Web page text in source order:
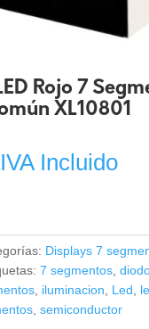
Rojo 7
XL10801
IVA Incluido
Displays 7
7 segmentos,
, iluminacion Led
, semiconductor